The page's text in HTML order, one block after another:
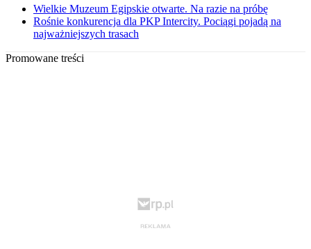
Wielkie Muzeum Egipskie otwarte. Na razie na próbę
Rośnie konkurencja dla PKP Intercity. Pociągi pojadą na
najważniejszych trasach
Promowane treści